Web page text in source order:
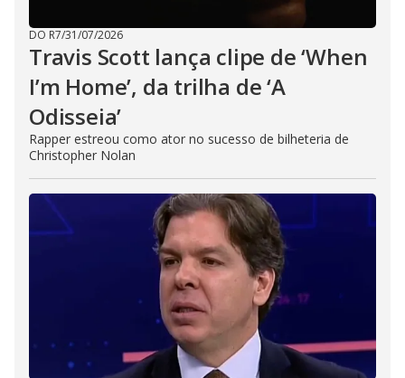
DO R7/31/07/2026
Travis Scott lança clipe de ‘When
I’m Home’, da trilha de ‘A
Odisseia’
Rapper estreou como ator no sucesso de bilheteria de
Christopher Nolan